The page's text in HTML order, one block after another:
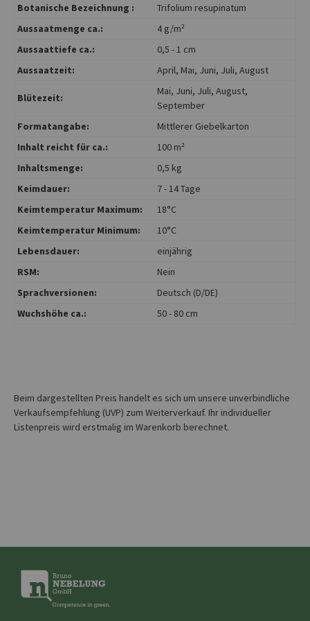
Botanische Bezeichnung :
Trifolium resupinatum
Aussaatmenge ca.:
4 g/m²
Aussaattiefe ca.:
0,5 - 1 cm
Aussaatzeit:
April, Mai, Juni, Juli, August
Blütezeit:
Mai, Juni, Juli, August,
September
Formatangabe:
Mittlerer Giebelkarton
Inhalt reicht für ca.:
100 m²
Inhaltsmenge:
0,5 kg
Keimdauer:
7 - 14 Tage
Keimtemperatur Maximum:
18°C
Keimtemperatur Minimum:
10°C
Lebensdauer:
einjährig
RSM:
Nein
Sprachversionen:
Deutsch (D/DE)
Wuchshöhe ca.:
50 - 80 cm
Beim dargestellten Preis handelt es sich um unsere unverbindliche
Verkaufsempfehlung (UVP) zum Weiterverkauf. Ihr individueller
Listenpreis wird erstmalig im Warenkorb berechnet.